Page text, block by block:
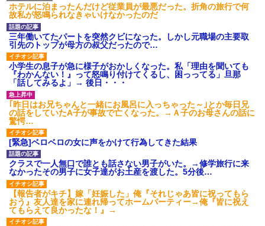
ホテルに泊まったんだけど従業員が最悪だった。折角の旅行で何
故私が怒鳴られなきゃいけなかったのだ
三年働いてたパートを突然クビになった。しかし元職場の主要取
引先のトップが母方の叔父だったので…
小学生の息子が急に様子がおかしくなった。私「理由を聞いても
『わかんない！』って怒鳴り付けてくるし、困っってる」旦那
「話してみるよ」→ 後日・・・
｢昨日はお兄ちゃんと一緒にお風呂に入っちゃった～｣とか毎日兄
の話をしていたA子が事故で亡くなった。→Ａ子のお母さんの話に
驚愕…
[緊急]ベロベロの女に声をかけて行為してきた結果
クラスで一人無口で誰とも話さない男子がいた。→修学旅行に来
なかったその男子に女子達がお土産を渡した。5分後…
【報告者がキチ】嫁「妊娠した」俺『それじゃあ皆に祝ってもら
おう』友人達を家に連れ帰ってホームパーティー→俺『皆に祝え
てもらえて良かったな！』→